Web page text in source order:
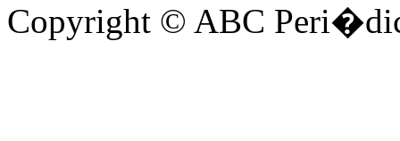
Copyright © ABC